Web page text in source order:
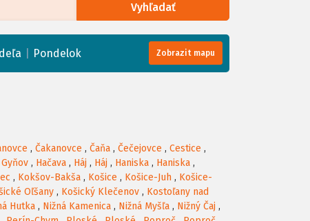
Vyhľadať
Pondelok Zobrazit mapu
, Čakanovce , Čaňa , Čečejovce , Cestice ,
Gyňov , Hačava , Háj , Háj , Haniska , Haniska ,
, Kokšov-Bakša , Košice , Košice-Juh , Košice-
Oľšany , Košický Klečenov , Kostoľany nad
Hutka , Nižná Kamenica , Nižná Myšľa , Nižný Čaj ,